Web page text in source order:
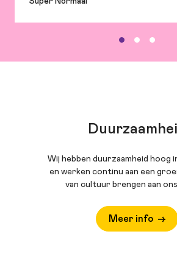
Wij hebben duurzaamheid hoog
en werken continu aan een
van cultuur brengen aan
Meer info